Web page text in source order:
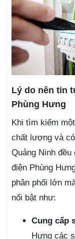
Lý do nên tin
Phùng Hưng
Khi tìm kiếm
chất lượng và
Quảng Ninh
điện Phùng
phân phối lớn
nổi bật như:
Cung cấp
Hưng các